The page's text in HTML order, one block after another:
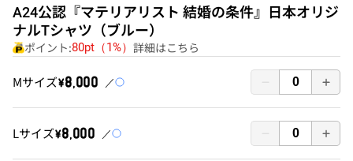
A24公認『マテリアリスト 結婚の条件』日本オリジ
ナルTシャツ（ブルー）
ポイント:80pt（1%） 詳細はこちら
Mサイズ￥8,000
Lサイズ￥8,000